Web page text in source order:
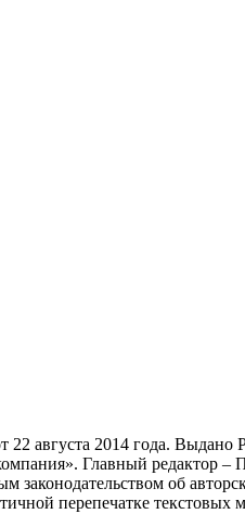
августа 2014 года. Выдано
Главный редактор
законодательством об
перепечатке текстовых